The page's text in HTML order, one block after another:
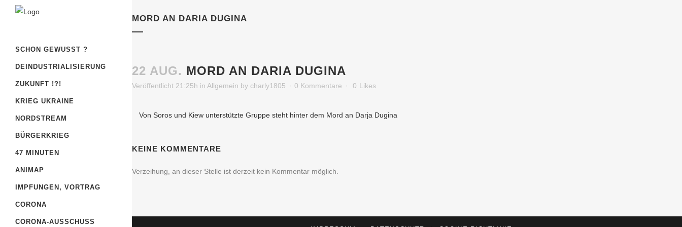
SCHON GEWUSST ?
DEINDUSTRIALISIERUNG
ZUKUNFT !?!
KRIEG UKRAINE
NORDSTREAM
BÜRGERKRIEG
47 MINUTEN
ANIMAP
IMPFUNGEN, VORTRAG
CORONA
CORONA-AUSSCHUSS
MORD AN DARIA DUGINA
22 AUG. MORD AN DARIA DUGINA
Veröffentlicht 21:25h in Allgemein by charly1805 0 Kommentare 0 Likes
Von Soros und Kiew unterstützte Gruppe steht hinter dem Mord an Darja Dugina
KEINE KOMMENTARE
Verzeihung, an dieser Stelle ist derzeit kein Kommentar möglich.